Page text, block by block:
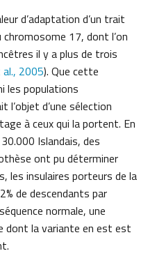
d’adaptation d’un trait
17, dont l’on
il y a plus de trois
2005). Que cette
les populations
l’objet d’une sélection
à ceux qui la portent. En
Islandais, des
ont pu déterminer
les insulaires porteurs de la
de descendants par
normale, une
dont la variante en est est